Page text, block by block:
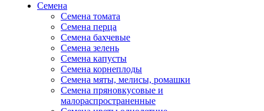
Семена
Семена томата
Семена перца
Семена бахчевые
Семена зелень
Семена капусты
Семена корнеплоды
Семена мяты, мелисы, ромашки
Семена пряновкусовые и
малораспространенные